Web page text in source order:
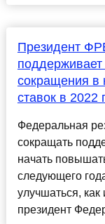
Президент
поддерживает
сокращения в
ставок в 2022
Федеральная
сокращать
начать
следующего
улучшаться,
президент